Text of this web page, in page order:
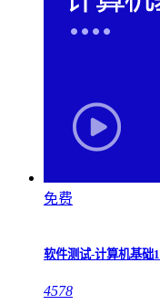
免费
软件测试-计算机基础1
4578